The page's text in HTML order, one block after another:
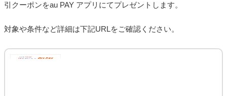
引クーポンをau PAY アプリにてプレゼントします。
対象や条件など詳細は下記URLをご確認ください。